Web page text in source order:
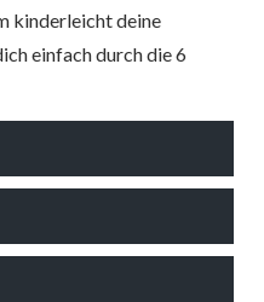
kinderleicht deine
einfach durch die 6